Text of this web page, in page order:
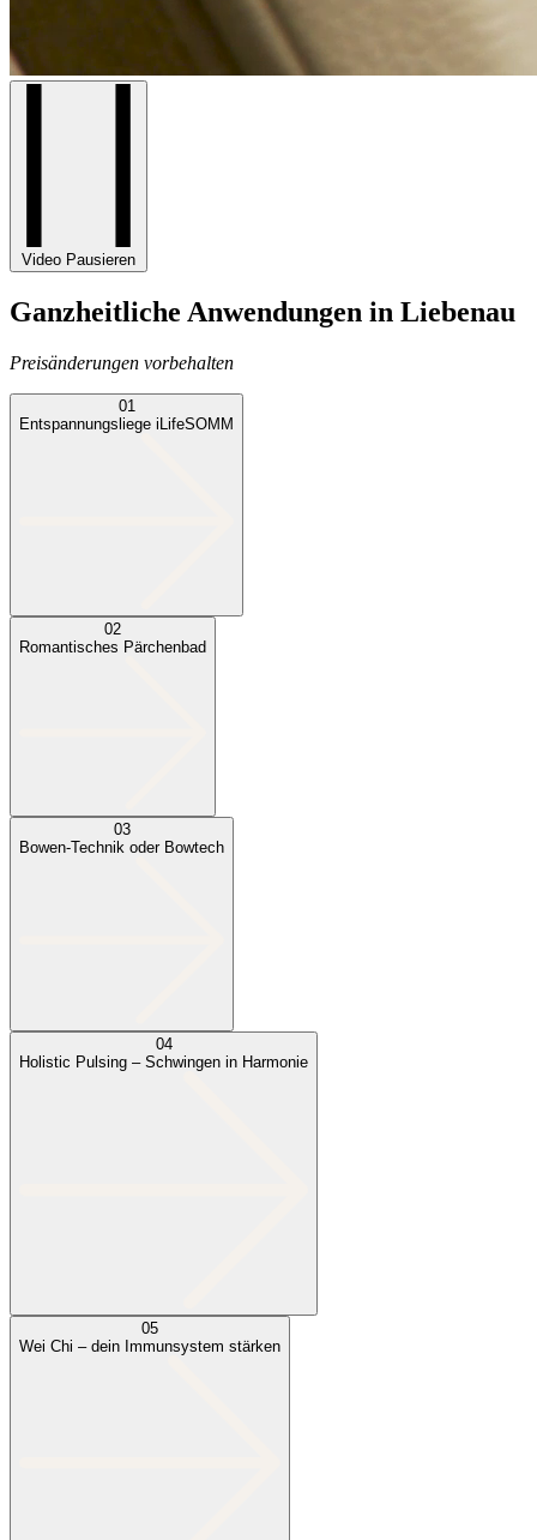
Video Pausieren
Ganzheitliche Anwendungen in Liebenau
Preisänderungen vorbehalten
01
Entspannungsliege iLifeSOMM
02
Romantisches Pärchenbad
03
Bowen-Technik oder Bowtech
04
Holistic Pulsing – Schwingen in Harmonie
05
Wei Chi – dein Immunsystem stärken